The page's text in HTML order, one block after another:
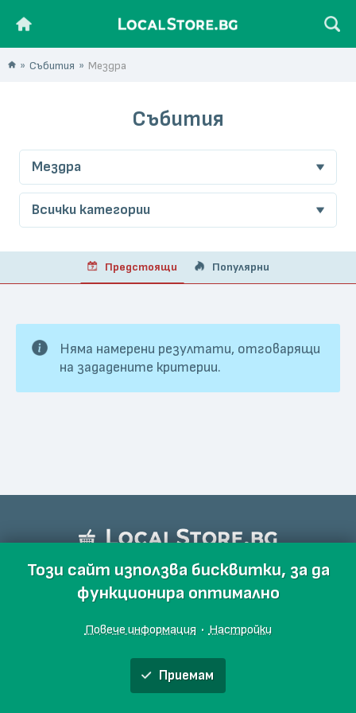
Събития Мездра
Събития
Мездра
Всички категории
Предстоящи Популярни
Няма намерени резултати, отговарящи
на зададените критерии.
Този сайт използва бисквитки, за да
функционира оптимално
Повече информация · Настройки
Приемам